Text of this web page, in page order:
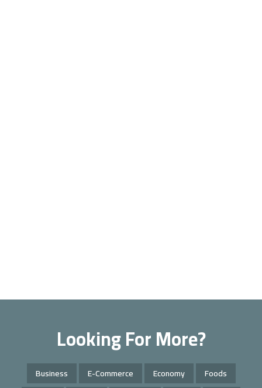
Looking For More?
Business E-Commerce Economy
Foods